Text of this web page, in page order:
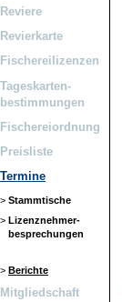
Reviere
Revierkarte
Fischereilizenzen
Tageskarten-
bestimmungen
Fischereiordnung
Preisliste
Termine
> Stammtische
> Lizenznehmer-
besprechungen
> Berichte
Mitgliedschaft